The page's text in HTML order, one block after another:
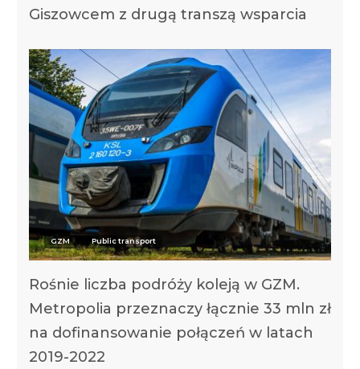
Giszowcem z drugą transzą wsparcia
GZM Public transport
Rośnie liczba podróży koleją w GZM.
Metropolia przeznaczy łącznie 33 mln zł
na dofinansowanie połączeń w latach
2019-2022